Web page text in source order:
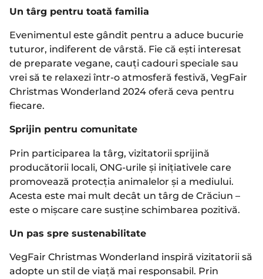
Un târg pentru toată familia
Evenimentul este gândit pentru a aduce bucurie
tuturor, indiferent de vârstă. Fie că ești interesat
de preparate vegane, cauți cadouri speciale sau
vrei să te relaxezi într-o atmosferă festivă, VegFair
Christmas Wonderland 2024 oferă ceva pentru
fiecare.
Sprijin pentru comunitate
Prin participarea la târg, vizitatorii sprijină
producătorii locali, ONG-urile și inițiativele care
promovează protecția animalelor și a mediului.
Acesta este mai mult decât un târg de Crăciun –
este o mișcare care susține schimbarea pozitivă.
Un pas spre sustenabilitate
VegFair Christmas Wonderland inspiră vizitatorii să
adopte un stil de viață mai responsabil. Prin